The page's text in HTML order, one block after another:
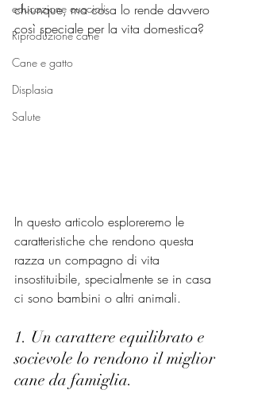
educazione cuccioli
Riproduzione cane
Cane e gatto
Displasia
Salute
chiunque, ma cosa lo rende davvero
così speciale per la vita domestica?
In questo articolo esploreremo le
caratteristiche che rendono questa
razza un compagno di vita
insostituibile, specialmente se in casa
ci sono bambini o altri animali.
1. Un carattere equilibrato e
socievole lo rendono il miglior
cane da famiglia.